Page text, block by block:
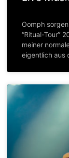
Oomph
“Ritual-Tour”
meiner
eigentlich aus